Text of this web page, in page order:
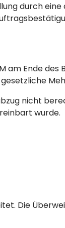
durch
am Ende
nicht
wurde.
Die